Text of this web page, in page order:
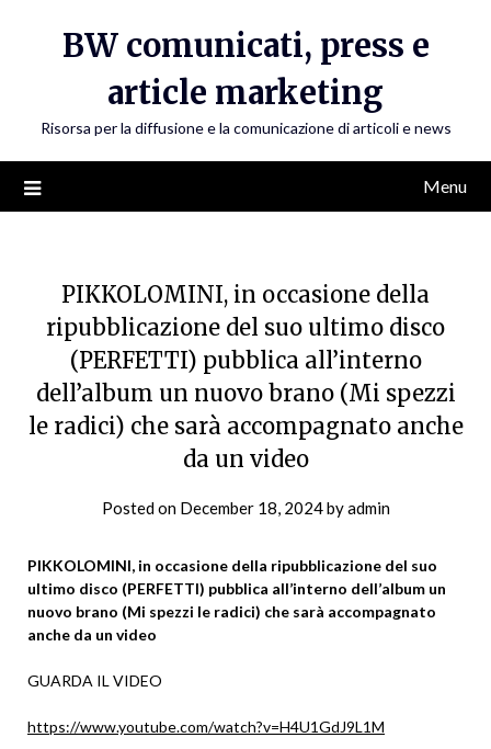
BW comunicati, press e
article marketing
Risorsa per la diffusione e la comunicazione di articoli e news
Menu
PIKKOLOMINI, in occasione della
ripubblicazione del suo ultimo disco
(PERFETTI) pubblica all’interno
dell’album un nuovo brano (Mi spezzi
le radici) che sarà accompagnato anche
da un video
Posted on December 18, 2024byadmin
PIKKOLOMINI, in occasione della ripubblicazione del suo
ultimo disco (PERFETTI) pubblica all’interno dell’album un
nuovo brano (Mi spezzi le radici) che sarà accompagnato
anche da un video
GUARDA IL VIDEO
https://www.youtube.com/watch?v=H4U1GdJ9L1M